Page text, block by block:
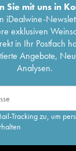
Sie mit uns in
iDealwine-
exklusiven
in Ihr Postfach
Angebote,
Analysen.
Tracking zu, um